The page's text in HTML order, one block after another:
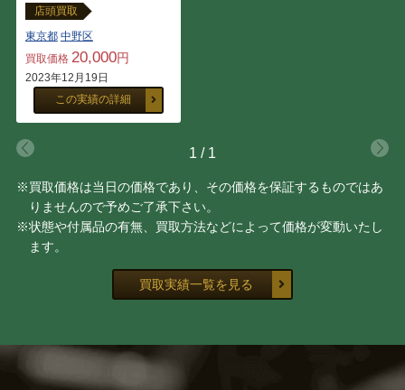
高畠達四郎
耳野 卯三郎
林 喜市郎
店頭買取
東京都 中野区
買取価格 20,000円
2023年12月19日
この実績の詳細
1 / 1
※買取価格は当日の価格であり、その価格を保証するものではあ
りませんので予めご了承下さい。
※状態や付属品の有無、買取方法などによって価格が変動いたし
ます。
買取実績一覧を見る